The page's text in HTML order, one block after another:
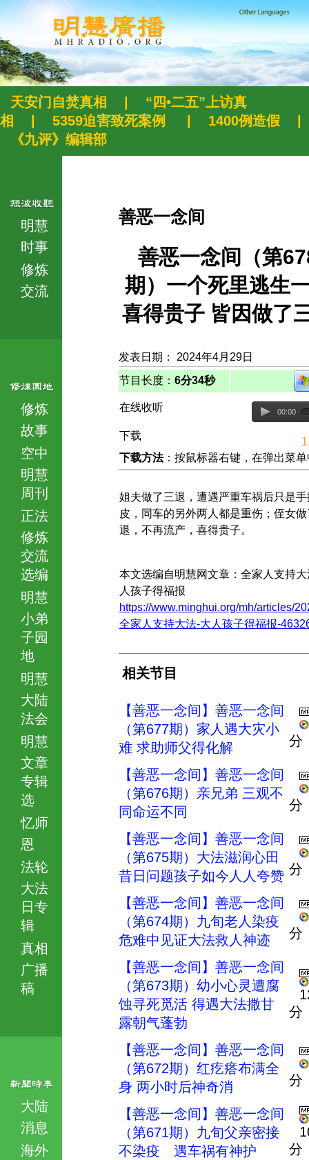
天安门自焚真相
“四•二五”上访真
相
5359迫害致死案例 1400例造假
《九评》编辑部
明慧
时事
修炼
交流
修炼
故事
空中
明慧
周刊
正法
修炼
交流
选编
明慧
小弟
子园
地
明慧
大陆
法会
明慧
文章
专辑
选
忆师
恩
法轮
大法
日专
辑
真相
广播
稿
大陆
消息
海外
善恶一念间
善恶一念间（第
期）一个死里逃生
喜得贵子 皆因做了
发表日期： 2024年4月29日
节目长度： 6分34秒
在线收听 00:00
下载
下载方法：按鼠标器右键，在弹出菜
姐夫做了三退，遭遇严重车祸后只是
皮，同车的另外两人都是重伤；侄女
退，不再流产，喜得贵子。
本文选编自明慧网文章：全家人支持
人孩子得福报
https://www.minghui.org/mh/articles/
全家人支持大法-大人孩子得福报-
相关节目
【善恶一念间】善恶一念间
（第677期）家人遇大灾小
难 求助师父得化解
分
【善恶一念间】善恶一念间
（第676期）亲兄弟 三观不
同命运不同
分
【善恶一念间】善恶一念间
（第675期）大法滋润心田
昔日问题孩子如今人人夸赞 分
【善恶一念间】善恶一念间
（第674期）九旬老人染疫
危难中见证大法救人神迹
分
【善恶一念间】善恶一念间
（第673期）幼小心灵遭腐
蚀寻死觅活 得遇大法撒甘
露朝气蓬勃
分
【善恶一念间】善恶一念间
（第672期）红疙瘩布满全
身 两小时后神奇消
分
【善恶一念间】善恶一念间
（第671期）九旬父亲密接
不染疫 遇车祸有神护
分